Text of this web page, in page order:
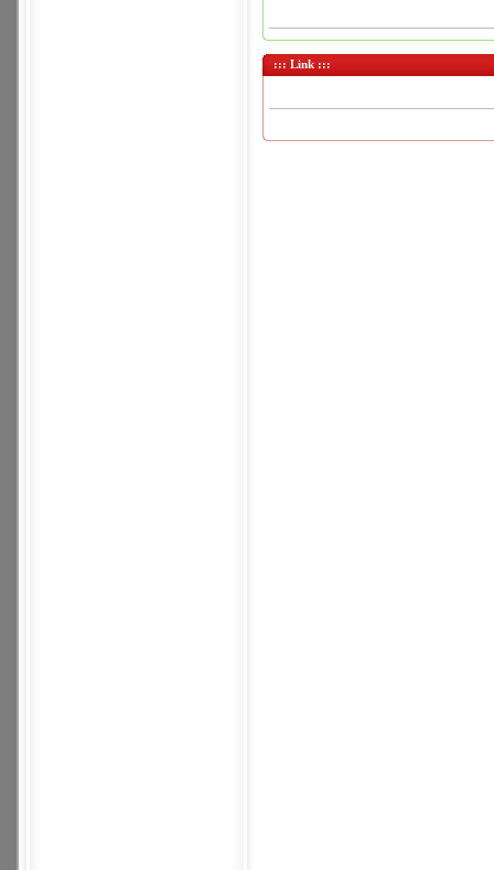
::: Link :::